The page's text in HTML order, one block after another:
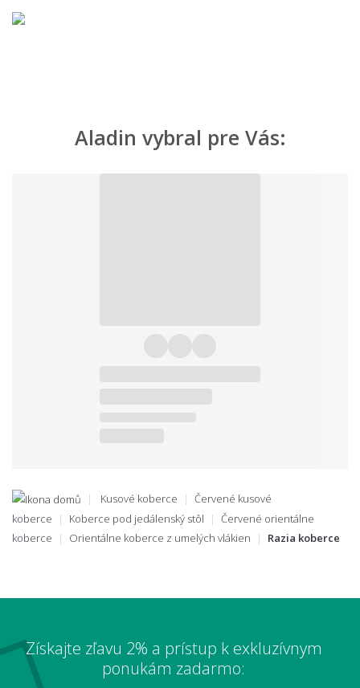
Aladin vybral pre Vás:
Kusové koberce
Červené kusové
koberce
Koberce pod jedálenský stôl
Červené orientálne
koberce
Orientálne koberce z umelých vlákien Razia koberce
Získajte zľavu 2% a prístup k exkluzívnym
ponukám zadarmo: